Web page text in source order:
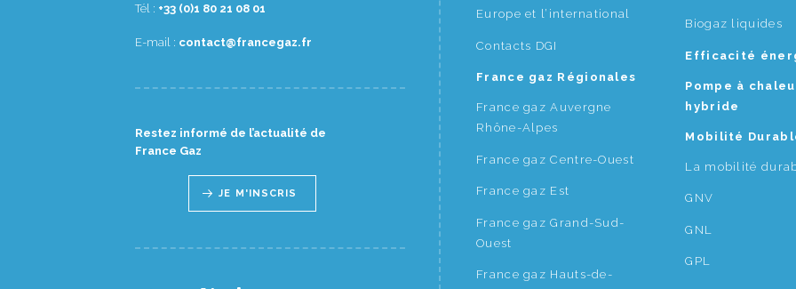
Tél : 10 80 12 08 1(0) 33+
E-mail : rf.zagecnarf@tcatnoc
Restez informé de l’actualité de
France Gaz
JE M'INSCRIS
Europe et l’international
Contacts DGI
France gaz Régionales
France gaz Auvergne
Rhône-Alpes
France gaz Centre-Ouest
France gaz Est
France gaz Grand-Sud-
Ouest
France gaz Hauts-de-
Biogaz liquides
Efficacité
Pompe à
hybride
Mobilité
La mobilité
GNV
GNL
GPL